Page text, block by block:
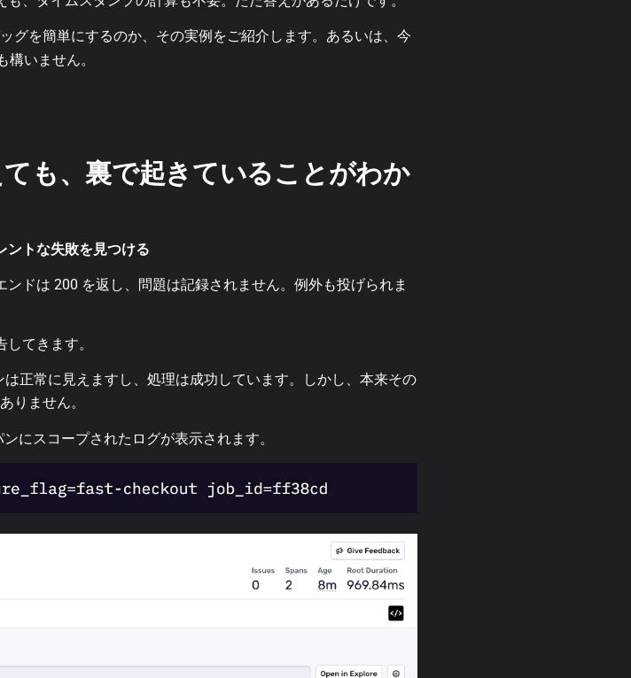
グを簡単にするのか、その実例をご紹介します。あるいは、今
いません。
も、裏で起きていることがわか
ントな失敗を見つける
ドは 200 を返し、問題は記録されません。例外も投げられま
てきます。
正常に見えますし、処理は成功しています。
しかし、本来その
りません。
にスコープされたログが表示されます。